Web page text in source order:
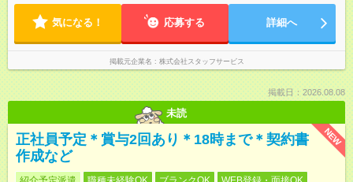
気になる！ 応募する 詳細へ
掲載元企業名 株式会社スタッフサービス
掲載日：2026.08.08
未読
NEW
正社員予定＊賞与2回あり＊18時まで＊契約書
作成など